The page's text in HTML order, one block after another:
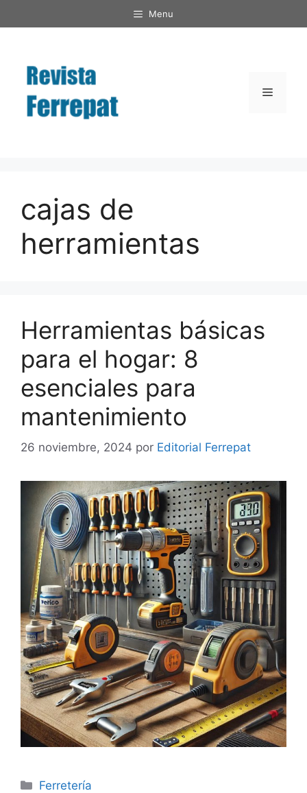
al
Menu
Menú
cajas de
herramientas
Herramientas básicas
para el hogar: 8
esenciales para
mantenimiento
26 noviembre, 2024 por Editorial Ferrepat
Categorías
Ferretería